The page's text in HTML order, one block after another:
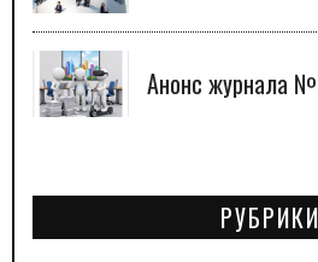
Анонс журнала
РУБРИКИ